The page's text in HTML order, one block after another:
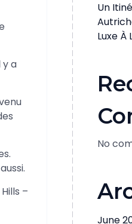
y a
–
Un
Luxe À
No
June